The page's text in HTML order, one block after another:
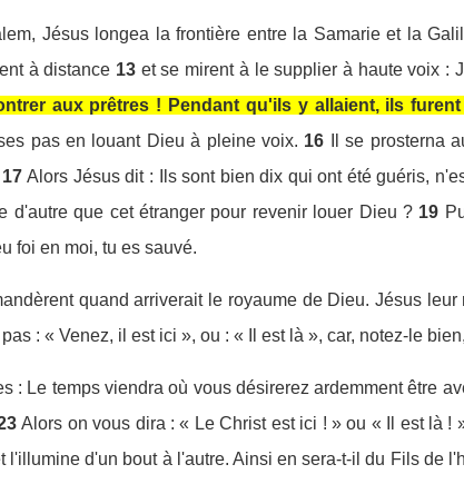
Jésus longea la frontière entre la Samarie et la
à distance 13 et se mirent à le supplier à haute voix :
aux prêtres ! Pendant qu'ils y allaient, ils
pas en louant Dieu à pleine voix. 16
Il se prosterna
17 Alors Jésus dit : Ils sont bien dix qui ont été guéris,
d'autre que cet étranger pour revenir louer Dieu ? 19
foi en moi, tu es sauvé.
quand arriverait le royaume de Dieu. Jésus
: « Venez, il est ici », ou : « Il est là », car, notez-le
: Le temps viendra où vous désirerez ardemment être
Alors on vous dira : « Le Christ est ici ! » ou « Il est là !
l'illumine d'un bout à l'autre. Ainsi en sera-t-il du Fils de